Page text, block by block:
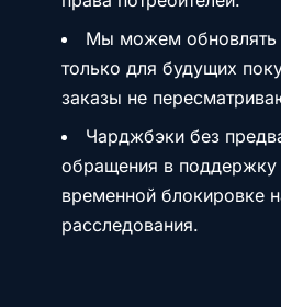
Мы можем обновлять
только для будущих
заказы не
Чарджбэки без
обращения в поддержку
временной блокировке
расследования.